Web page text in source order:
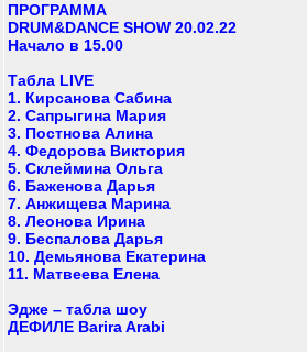
ПРОГРАММА
DRUM&DANCE SHOW 20.02.22
Начало в 15.00
Табла LIVE
1. Кирсанова Сабина
2. Сапрыгина Мария
3. Постнова Алина
4. Федорова Виктория
5. Склеймина Ольга
6. Баженова Дарья
7. Анжищева Марина
8. Леонова Ирина
9. Беспалова Дарья
10. Демьянова Екатерина
11. Матвеева Елена
Эдже – табла шоу
ДЕФИЛЕ Barira Arabi